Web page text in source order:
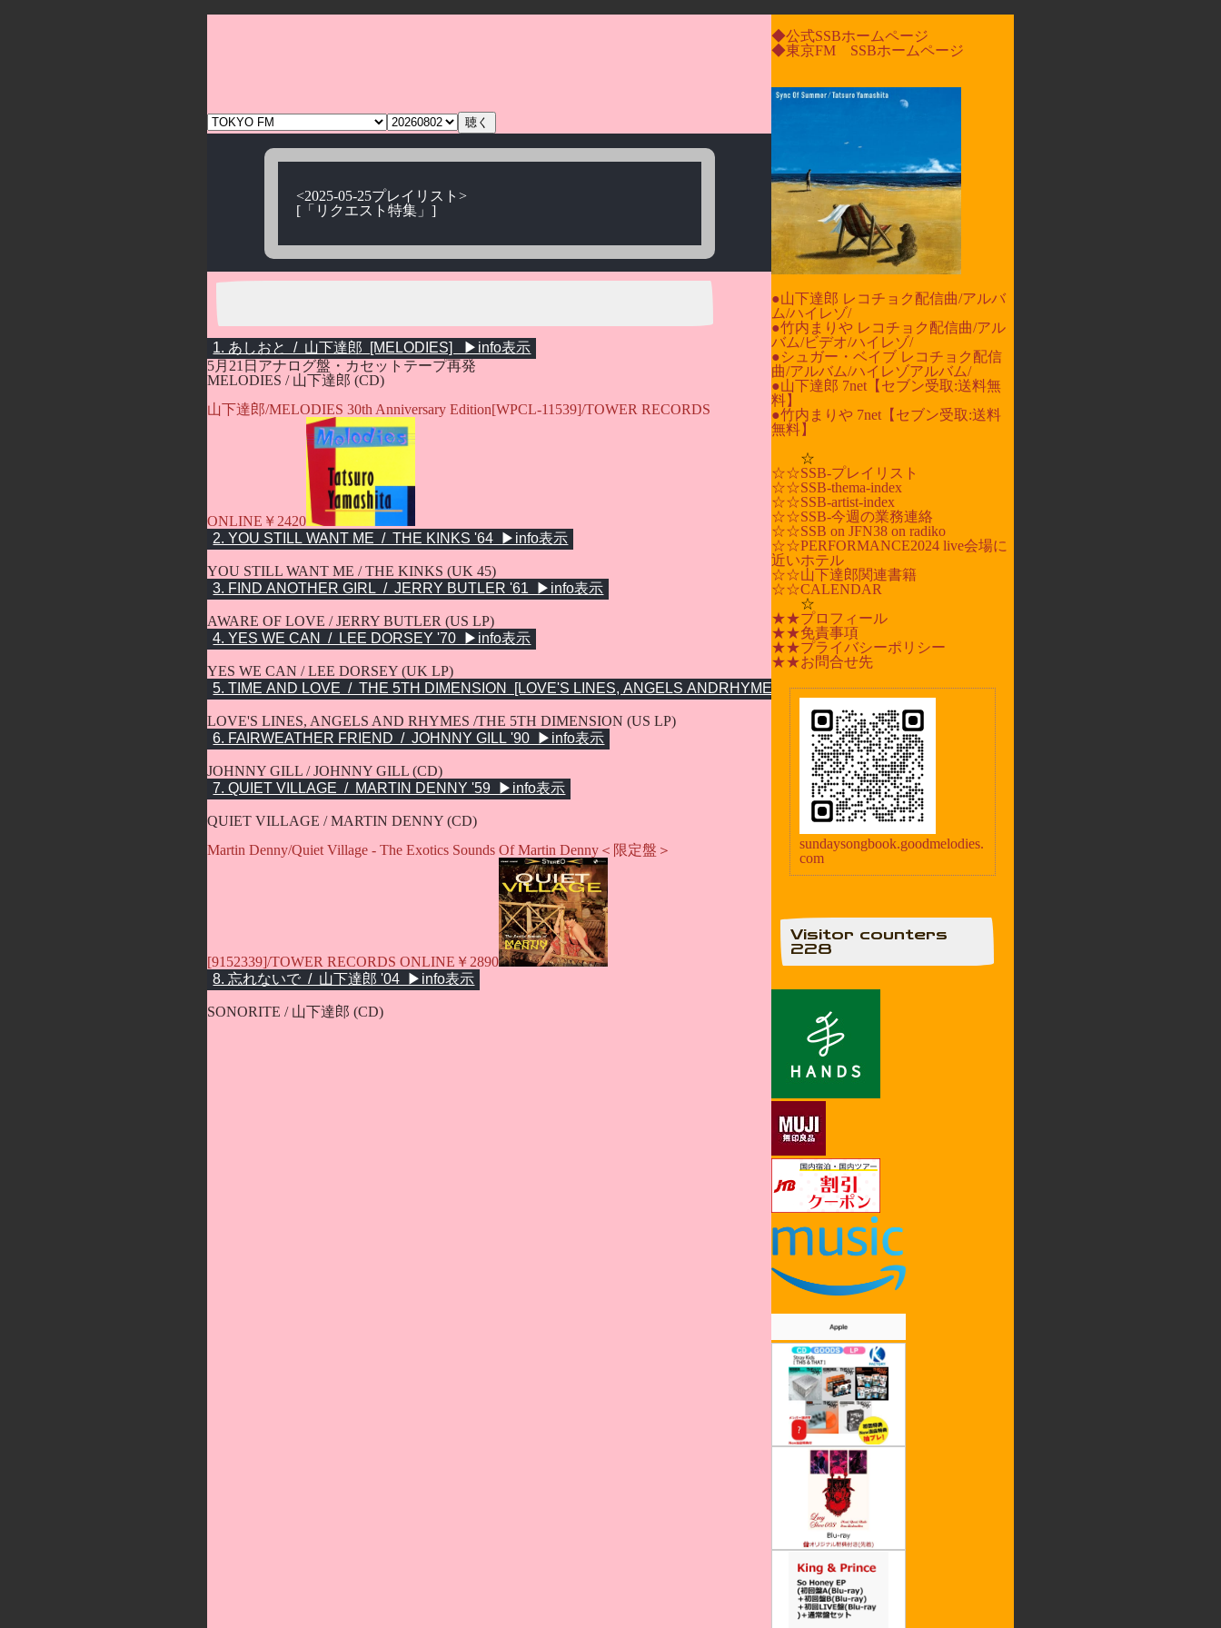
<2025-05-25プレイリスト>
[「リクエスト特集」]
5月21日アナログ盤・カセットテープ再発
MELODIES / 山下達郎 (CD)
山下達郎/MELODIES 30th Anniversary Edition[WPCL-11539]/TOWER RECORDS
ONLINE￥2420
YOU STILL WANT ME / THE KINKS (UK 45)
AWARE OF LOVE / JERRY BUTLER (US LP)
YES WE CAN / LEE DORSEY (UK LP)
LOVE'S LINES, ANGELS AND RHYMES /THE 5TH DIMENSION (US LP)
JOHNNY GILL / JOHNNY GILL (CD)
QUIET VILLAGE / MARTIN DENNY (CD)
Martin Denny/Quiet Village - The Exotics Sounds Of Martin Denny＜限定盤＞
[9152339]/TOWER RECORDS ONLINE￥2890
SONORITE / 山下達郎 (CD)
◆公式SSBホームページ
◆東京FM SSBホームページ
●山下達郎 レコチョク配信曲/アルバ
ム/ハイレゾ/
●竹内まりや レコチョク配信曲/アル
バム/ビデオ/ハイレゾ/
●シュガー・ベイブ レコチョク配信
曲/アルバム/ハイレゾアルバム/
●山下達郎 7net【セブン受取:送料無
料】
●竹内まりや 7net【セブン受取:送料
無料】
☆
☆☆SSB-プレイリスト
☆☆SSB-thema-index
☆☆SSB-artist-index
☆☆SSB-今週の業務連絡
☆☆SSB on JFN38 on radiko
☆☆PERFORMANCE2024 live会場に
近いホテル
☆☆山下達郎関連書籍
☆☆CALENDAR
☆
★★プロフィール
★★免責事項
★★プライバシーポリシー
★★お問合せ先
sundaysongbook.goodmelodies.
com
Visitor counters
228